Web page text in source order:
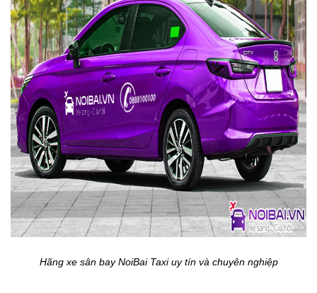
Hãng xe sân bay NoiBai Taxi uy tín và chuyên nghiệp